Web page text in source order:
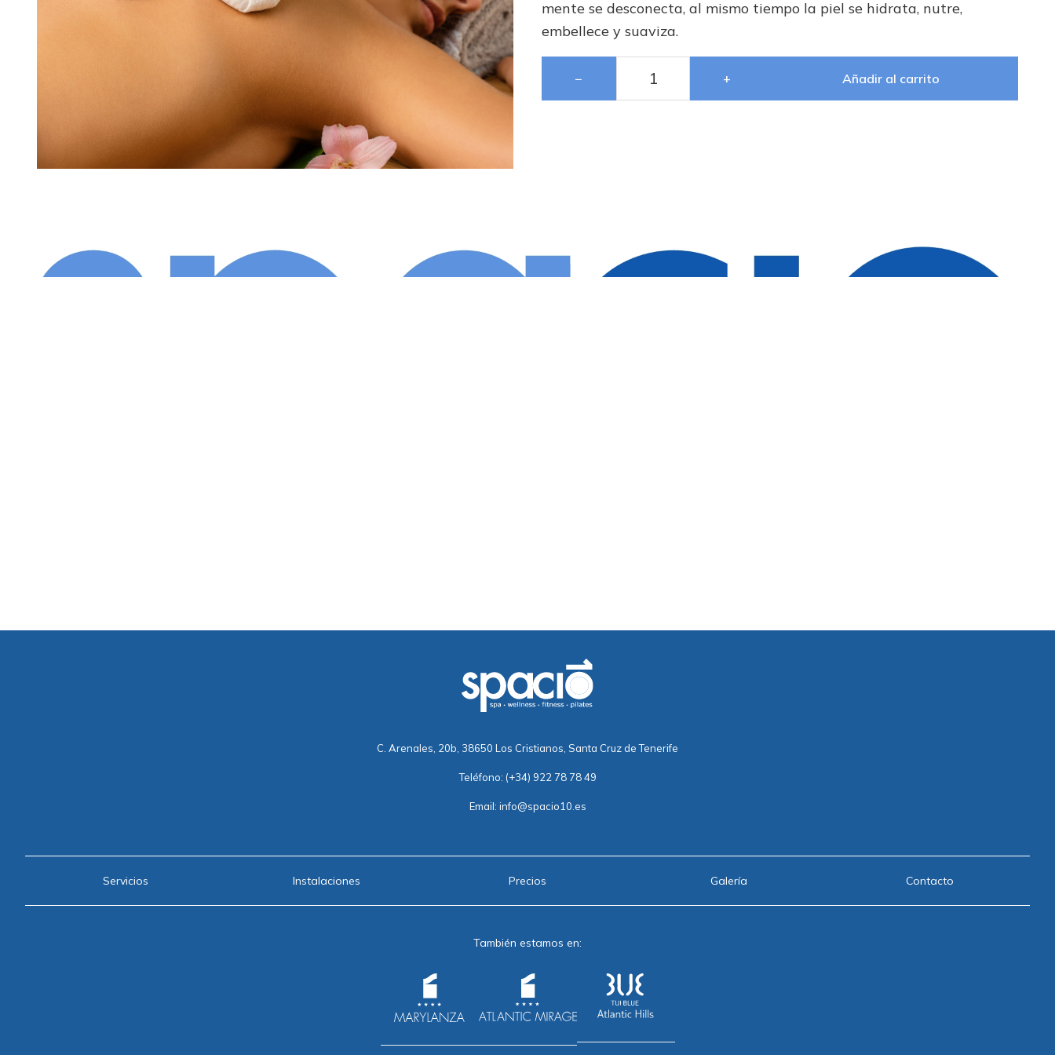
mente se desconecta, al mismo tiempo la piel se hidrata, nutre,
embellece y suaviza.
− + Añadir al carrito
C. Arenales, 20b, 38650 Los Cristianos, Santa Cruz de Tenerife
Teléfono: (+34) 922 78 78 49
Email: info@spacio10.es
Servicios Instalaciones Precios Galería Contacto
También estamos en: